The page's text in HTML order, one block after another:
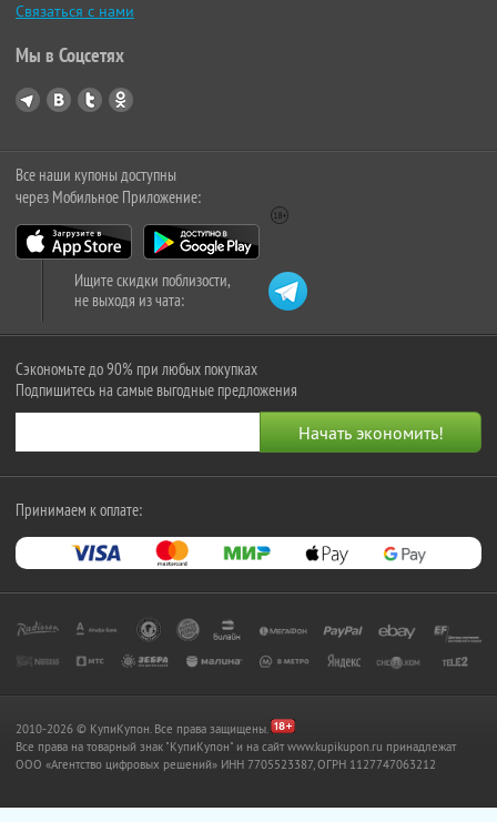
Связаться с нами
Мы в Соцсетях
Все наши купоны доступны
через Мобильное Приложение:
Ищите скидки поблизости,
не выходя из чата:
Сэкономьте до 90% при любых покупках
Подпишитесь на самые выгодные предложения
Принимаем к оплате:
2010-2026 © КупиКупон. Все права защищены.
Все права на товарный знак "КупиКупон" и на сайт www.kupikupon.ru принадлежат
OOO «Агентство цифровых решений» ИНН 7705523387, ОГРН 1127747063212